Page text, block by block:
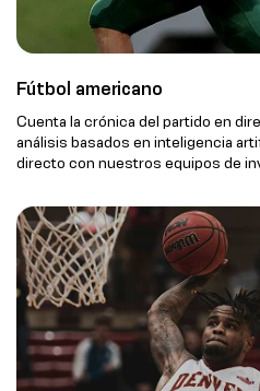
Fútbol americano
Cuenta la crónica del partido en
análisis basados en inteligencia
directo con nuestros equipos de